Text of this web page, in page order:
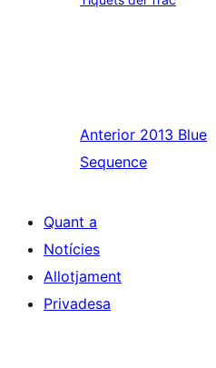
Anterior 2013 Blue
Sequence
Quant a
Notícies
Allotjament
Privadesa